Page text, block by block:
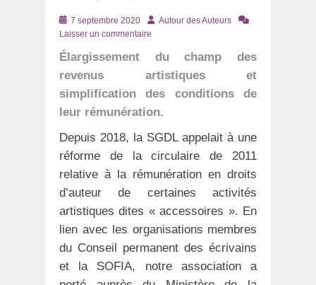
Posté
le
7 septembre 2020 AuteurAutour des Auteurs
Laisser un commentaire
Élargissement du champ des
revenus artistiques et
simplification des conditions de
leur rémunération.
Depuis 2018, la SGDL appelait à une
réforme de la circulaire de 2011
relative à la rémunération en droits
d’auteur de certaines activités
artistiques dites « accessoires ». En
lien avec les organisations membres
du Conseil permanent des écrivains
et la SOFIA, notre association a